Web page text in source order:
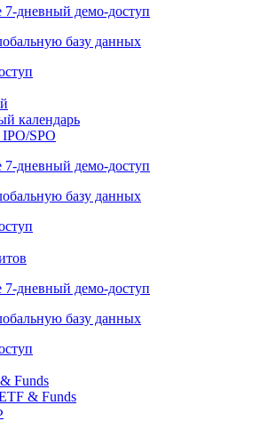
7-дневный демо-доступ
базу данных
календарь
SPO
7-дневный демо-доступ
базу данных
7-дневный демо-доступ
базу данных
Funds
& Funds